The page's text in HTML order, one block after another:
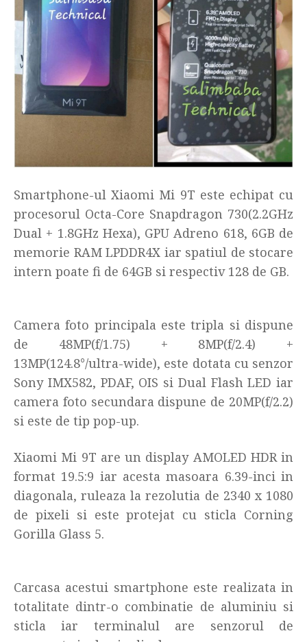
Smartphone-ul Xiaomi Mi 9T este echipat cu
procesorul Octa-Core Snapdragon 730(2.2GHz
Dual + 1.8GHz Hexa), GPU Adreno 618, 6GB de
memorie RAM LPDDR4X iar spatiul de stocare
intern poate fi de 64GB si respectiv 128 de GB.
Camera foto principala este tripla si dispune
de 48MP(f/1.75) + 8MP(f/2.4) +
13MP(124.8°/ultra-wide), este dotata cu senzor
Sony IMX582, PDAF, OIS si Dual Flash LED iar
camera foto secundara dispune de 20MP(f/2.2)
si este de tip pop-up.
Xiaomi Mi 9T are un display AMOLED HDR in
format 19.5:9 iar acesta masoara 6.39-inci in
diagonala, ruleaza la rezolutia de 2340 x 1080
de pixeli si este protejat cu sticla Corning
Gorilla Glass 5.
Carcasa acestui smartphone este realizata in
totalitate dintr-o combinatie de aluminiu si
sticla iar terminalul are senzorul de